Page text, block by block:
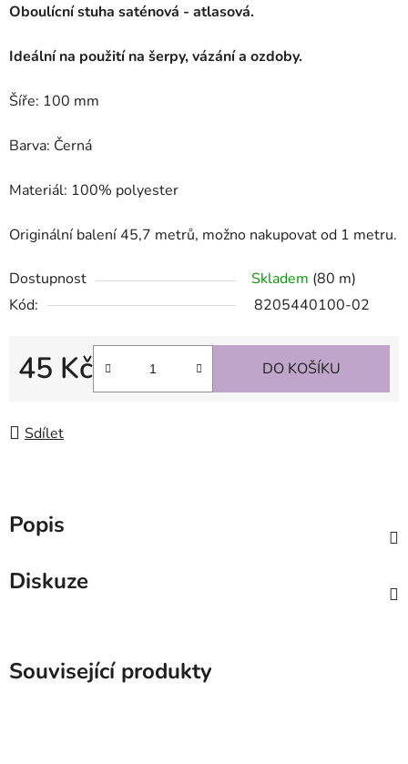
Oboulícní stuha saténová - atlasová.
Ideální na použití na šerpy, vázání a ozdoby.
Šíře: 100 mm
Barva: Černá
Materiál: 100% polyester
Originální balení 45,7 metrů, možno nakupovat od 1 metru.
Dostupnost Skladem (80 m)
Kód:
8205440100-02
45 Kč
Měrná cena:
DO KOŠÍKU
Sdílet
Popis
Diskuze
Související produkty